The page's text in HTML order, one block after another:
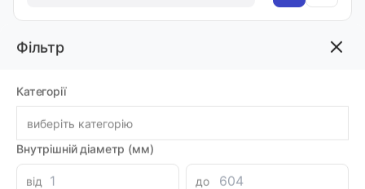
Фільтр
Категорії
виберіть категорію
Внутрішній діаметр (мм)
від
до
64.80 грн -